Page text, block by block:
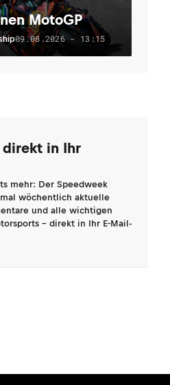
MotoGP
09.08.2026 - 13:15
in Ihr
mehr: Der Speedweek
wöchentlich aktuelle
und alle wichtigen
- direkt in Ihr E-Mail-